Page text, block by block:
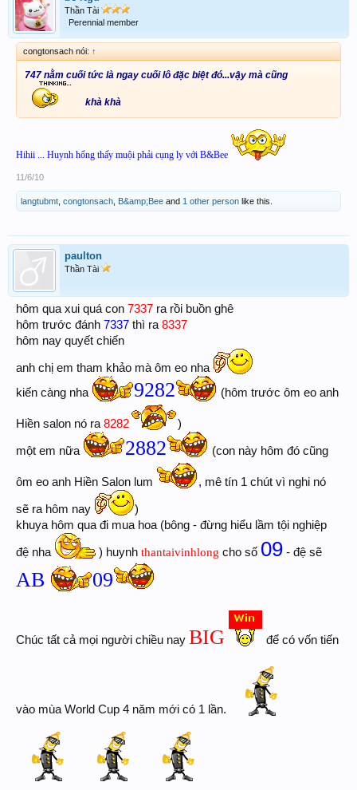
Thần Tài
Perennial member
congtonsach nói: ↑
747 nằm cuối tức là ngay cuối lô đặc biệt đó...vậy mà cũng
khà khà
Hihii ... Huynh hổng thấy muội phải cụng ly với B&Bee
11/6/10
langtubmt congtonsach B&amp;Bee and 1 other person like this.
paulton
Thần Tài
hôm qua xui quá con 7337 ra rồi buồn ghê
hôm trước đánh 7337 thì ra8337
hôm nay quyết chiến
anh chị em tham khảo mà ôm eo nha
kiến càng nha
9282 (hôm trước ôm eo anh
Hiền salon nó ra8282 )
một em nữa 2882 (con này hôm đó cũng
ôm eo anh Hiền Salon lum , mê tín 1 chút vì nghi nó
sẽ ra hôm nay
)
khuya hôm qua đi mua hoa (bông - đừng hiểu lầm tội nghiệp
đệ nha ) huynh thantaivinhlong cho số 09 - đệ sẽ
AB 09
Chúc tất cả mọi người chiều nay BIG để có vốn tiến
vào mùa World Cup 4 năm mới có 1 lần.